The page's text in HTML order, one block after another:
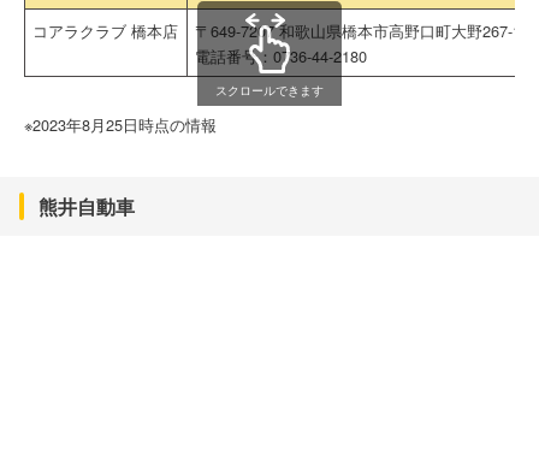
コアラクラブ 橋本店
〒649-7207 和歌山県橋本市高野口町大野267-1
電話番号：0736-44-2180
スクロールできます
※2023年8月25日時点の情報
熊井自動車